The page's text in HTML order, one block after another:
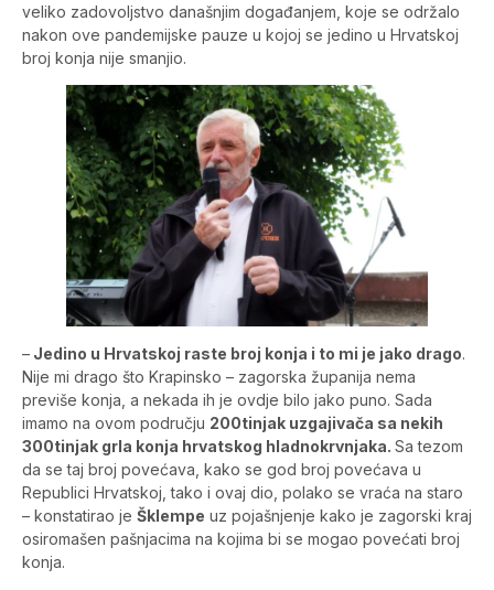
veliko zadovoljstvo današnjim događanjem, koje se održalo
nakon ove pandemijske pauze u kojoj se jedino u Hrvatskoj
broj konja nije smanjio.
– Jedino u Hrvatskoj raste broj konja i to mi je jako drago.
Nije mi drago što Krapinsko – zagorska županija nema
previše konja, a nekada ih je ovdje bilo jako puno. Sada
imamo na ovom području 200tinjak uzgajivača sa nekih
300tinjak grla konja hrvatskog hladnokrvnjaka. Sa tezom
da se taj broj povećava, kako se god broj povećava u
Republici Hrvatskoj, tako i ovaj dio, polako se vraća na staro
– konstatirao je Šklempe uz pojašnjenje kako je zagorski kraj
osiromašen pašnjacima na kojima bi se mogao povećati broj
konja.